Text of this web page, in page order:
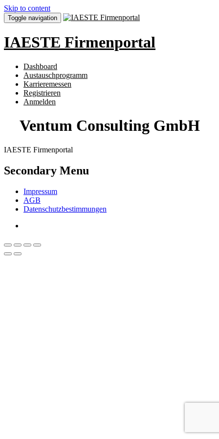
Skip to content
Toggle navigation
IAESTE Firmenportal
Dashboard
Austauschprogramm
Karrieremessen
Registrieren
Anmelden
Ventum Consulting GmbH
IAESTE Firmenportal
Secondary Menu
Impressum
AGB
Datenschutzbestimmungen